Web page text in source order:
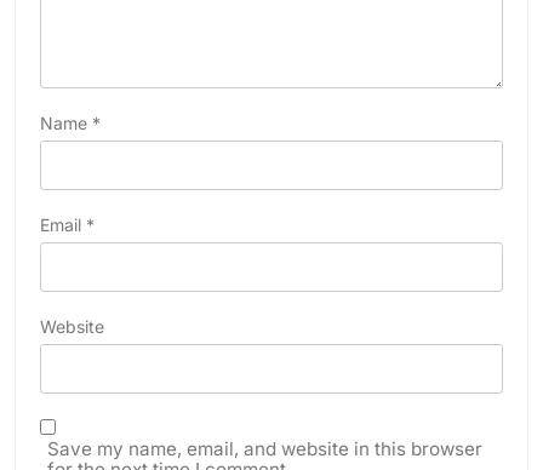
Name *
Email *
Website
Save my name, email, and website in this browser